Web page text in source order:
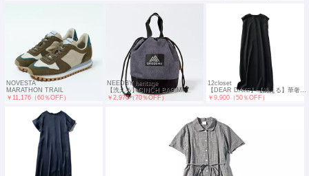
NOVESTA
MARATHON TRAIL
￥11,176（60％OFF）
NEEDBY heritage
【洗える】CINCH BAG M
￥2,970（70％OFF）
12closet
【DEAR DAYS】【洗える】華奢見えフレンチスリーブコクーンワンピース
￥9,900（50％OFF）